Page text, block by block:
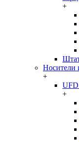
+
Носители
+
+